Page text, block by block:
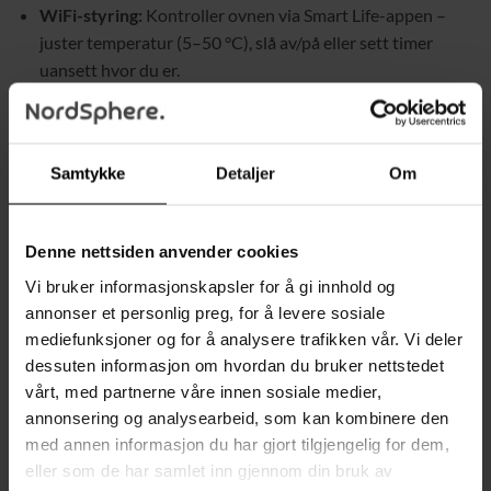
Samtykke Detaljer Om
Denne nettsiden anvender cookies
Vi bruker informasjonskapsler for å gi innhold og
annonser et personlig preg, for å levere sosiale
mediefunksjoner og for å analysere trafikken vår. Vi deler
dessuten informasjon om hvordan du bruker nettstedet
vårt, med partnerne våre innen sosiale medier,
annonsering og analysearbeid, som kan kombinere den
med annen informasjon du har gjort tilgjengelig for dem,
eller som de har samlet inn gjennom din bruk av
WiFi-styring: Kontroller ovnen via Smart Life-appen –
juster temperatur (5–50 °C), slå av/på eller sett timer
uansett hvor du er.
Innovativ X-SHAPE-design:
For raskere oppvarming og
Tre varmemoduser:
ECO, komfort og standby – tilpasset
dine behov.
komme til.
Fjernkontroll inkludert:
Enkel betjening uten å måtte
reise deg.
Høy sikkerhet:Dobbel overopphetingsbeskyttelse,
veltebryter, barnesikring og IP24-klassifisering.
Tekniske spesifikasjoner